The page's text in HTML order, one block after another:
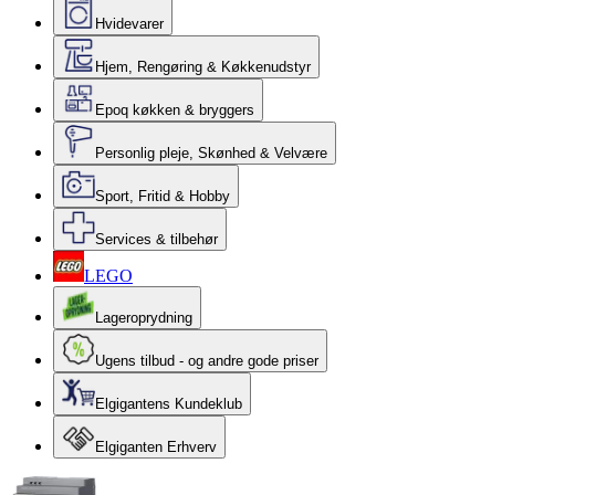
Hvidevarer
Hjem, Rengøring & Køkkenudstyr
Epoq køkken & bryggers
Personlig pleje, Skønhed & Velvære
Sport, Fritid & Hobby
Services & tilbehør
LEGO
Lageroprydning
Ugens tilbud - og andre gode priser
Elgigantens Kundeklub
Elgiganten Erhverv